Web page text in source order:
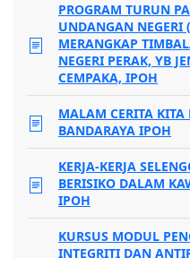
PROGRAM TURUN
UNDANGAN
MERANGKAP
NEGERI PERAK, YB
CEMPAKA, IPOH
MALAM CERITA
BANDARAYA IPOH
KERJA-KERJA
BERISIKO DALAM
IPOH
KURSUS MODUL
INTEGRITI DAN